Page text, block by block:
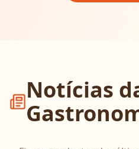
Notícias